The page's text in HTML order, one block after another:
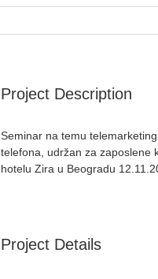
Project Description
Seminar na temu
telefona, udržan za zaposlene
hotelu Zira u Beogradu
Project Details